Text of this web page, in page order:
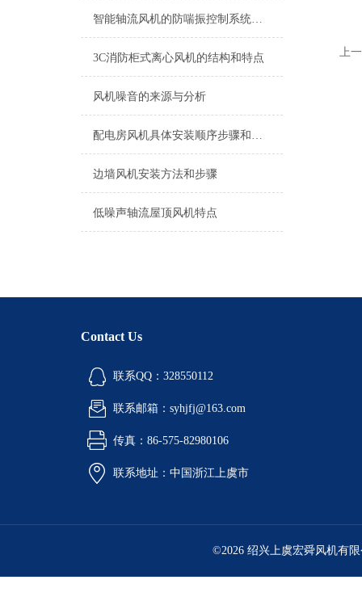
智能轴流风机的防喘振控制系统是怎样的
3C消防柜式离心风机的结构和特点
风机噪音的来源与分析
配电房风机具体安装顺序步骤和要求
边墙风机安装方法和步骤
低噪声轴流屋顶风机特点
上
Contact Us
联系QQ：328550112
联系邮箱：syhjfj@163.com
传真：86-575-82980106
联系地址：中国浙江上虞市
©2026 绍兴上虞宏舜风机有